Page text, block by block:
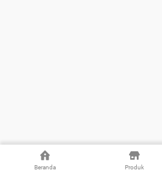
Beranda Produk